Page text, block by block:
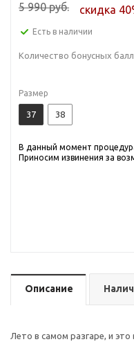
5 990 руб.
скидка
Есть в наличии
Количество бонусных
Размер
37 38
В данный момент
Приносим извинения за
Описание
Лето в самом разгаре, и